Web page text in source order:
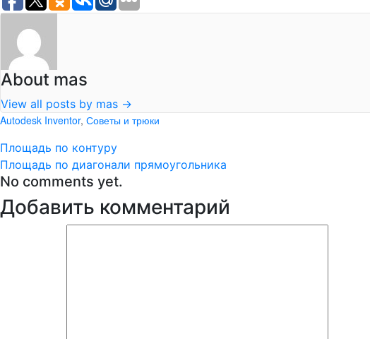
About mas
View all posts by mas →
Autodesk Inventor, Советы и трюки
Площадь по контуру
Площадь по диагонали прямоугольника
No comments yet.
Добавить комментарий